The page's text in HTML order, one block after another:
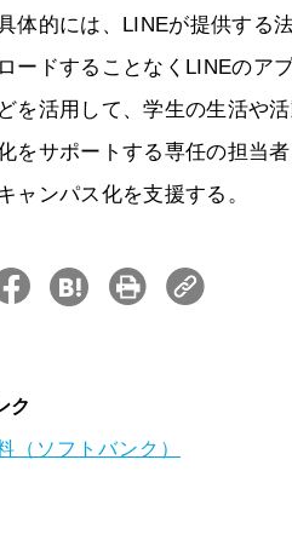
体的には、LINEが提供する
ードすることなくLINEのア
を活用して、学生の生活や
をサポートする専任の担当
ャンパス化を支援する。
ク
（ソフトバンク）